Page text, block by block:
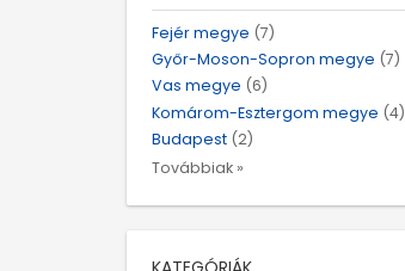
Fejér megye (7)
Győr-Moson-Sopron megye (7)
Vas megye (6)
Komárom-Esztergom megye (4)
Budapest (2)
Továbbiak »